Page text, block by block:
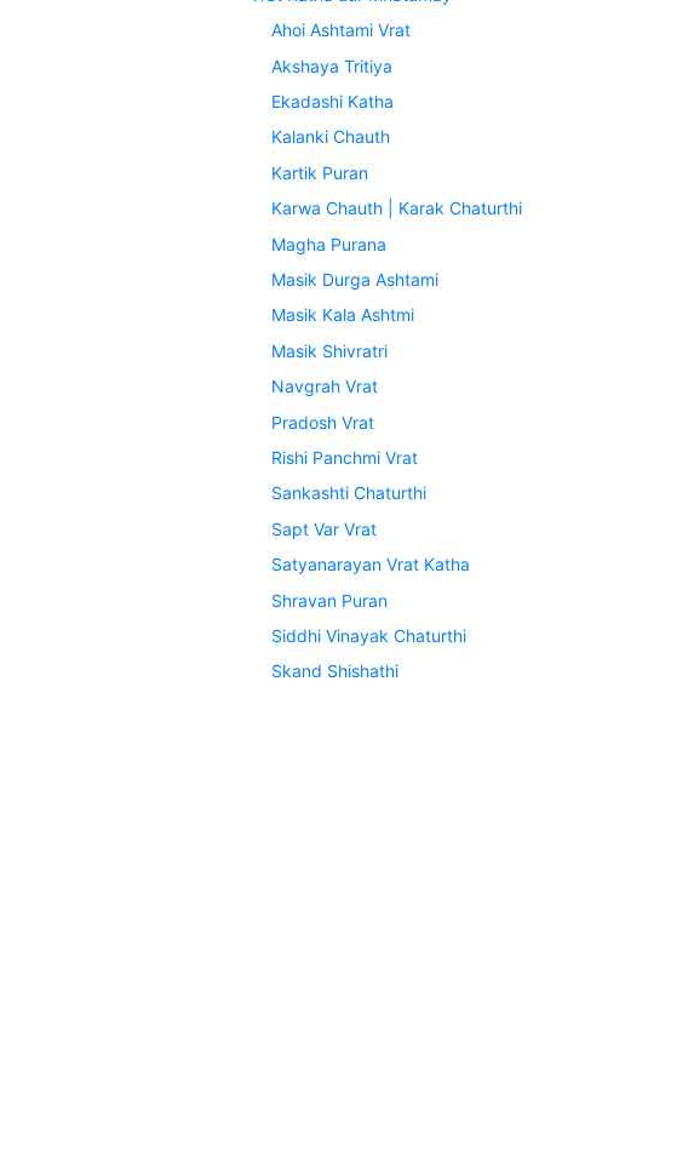
Ahoi Ashtami Vrat
Akshaya Tritiya
Ekadashi Katha
Kalanki Chauth
Kartik Puran
Karwa Chauth | Karak Chaturthi
Magha Purana
Masik Durga Ashtami
Masik Kala Ashtmi
Masik Shivratri
Navgrah Vrat
Pradosh Vrat
Rishi Panchmi Vrat
Sankashti Chaturthi
Sapt Var Vrat
Satyanarayan Vrat Katha
Shravan Puran
Siddhi Vinayak Chaturthi
Skand Shishathi